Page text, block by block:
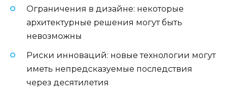
Ограничения в дизайне: некоторые
архитектурные решения могут быть
невозможны
Риски инноваций: новые технологии могут
иметь непредсказуемые последствия
через десятилетия